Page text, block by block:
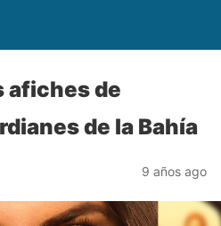
afiches de
de la Bahía
9 años ago